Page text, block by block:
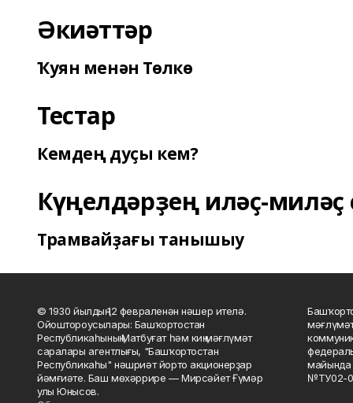
Әкиәттәр
Ҡуян менән Төлкө
Тестар
Кемдең дуҫы кем?
Күңелдәрҙең иләҫ-миләҫ
Трамвайҙағы танышыу
© 1930 йылдың 12 февраленән нәшер ителә.
Ойоштороусылары: Башҡортостан
Республикаһының Матбуғат һәм киң мәғлүмәт
саралары агентлығы, "Башҡортостан
Республикаһы" нәшриәт йорто акционерҙар
йәмғиәте. Баш мөхәррире — Мирсәйет Ғүмәр
улы Юнысов.
майында
№ТУ02-